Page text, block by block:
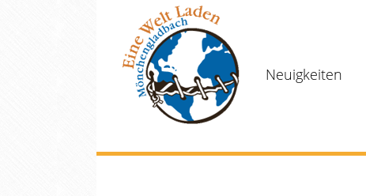
Neuigkeiten